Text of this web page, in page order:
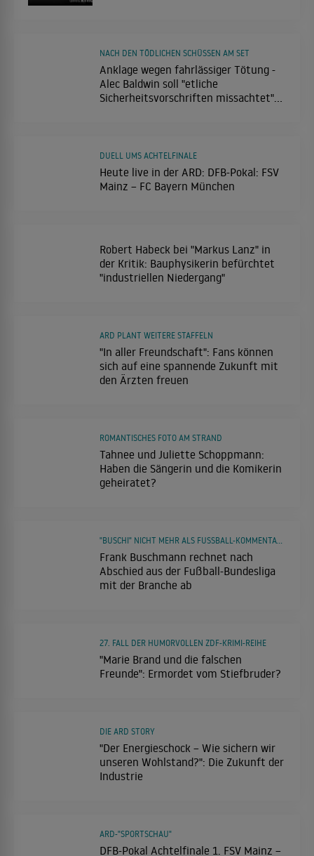
Anklage wegen fahrlässiger Tötung -
Alec Baldwin soll "etliche
Sicherheitsvorschriften missachtet"
NACH DEN TÖDLICHEN SCHÜSSEN AM SET
Heute live in der ARD: DFB-Pokal: FSV
Mainz – FC Bayern München
DUELL UMS ACHTELFINALE
Robert Habeck bei "Markus Lanz" in
der Kritik: Bauphysikerin befürchtet
"industriellen Niedergang"
"In aller Freundschaft": Fans können
sich auf eine spannende Zukunft mit
den Ärzten freuen
ARD PLANT WEITERE STAFFELN
Tahnee und Juliette Schoppmann:
Haben die Sängerin und die Komikerin
geheiratet?
ROMANTISCHES FOTO AM STRAND
Frank Buschmann rechnet nach
Abschied aus der Fußball-Bundesliga
mit der Branche ab
"BUSCHI" NICHT MEHR ALS FUSSBALL-KOMMENTATOR ZU HÖREN
"Marie Brand und die falschen
Freunde": Ermordet vom Stiefbruder?
27. FALL DER HUMORVOLLEN ZDF-KRIMI-REIHE
"Der Energieschock – Wie sichern wir
unseren Wohlstand?": Die Zukunft der
Industrie
DIE ARD STORY
DFB-Pokal Achtelfinale 1. FSV Mainz –
ARD-"SPORTSCHAU"